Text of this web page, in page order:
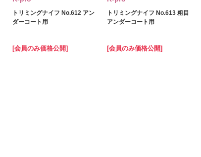
トリミングナイフ No.612 アン
ダーコート用
[会員のみ価格公開]
トリミングナイフ No.613 粗目
アンダーコート用
[会員のみ価格公開]